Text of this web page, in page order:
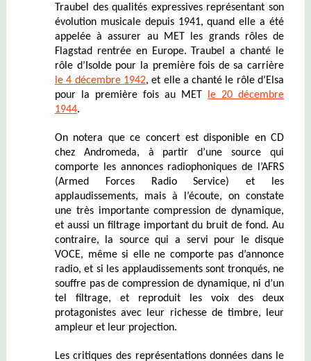
Traubel des qualités expressives représentant son
évolution musicale depuis 1941, quand elle a été
appelée à assurer au MET les grands rôles de
Flagstad rentrée en Europe. Traubel a chanté le
rôle d’Isolde pour la première fois de sa carrière
le 4 décembre 1942, et elle a chanté le rôle d’Elsa
pour la première fois au MET le 20 décembre
1944.
On notera que ce concert est disponible en CD
chez Andromeda, à partir d’une source qui
comporte les annonces radiophoniques de l’AFRS
(Armed Forces Radio Service) et les
applaudissements, mais à l’écoute, on constate
une très importante compression de dynamique,
et aussi un filtrage important du bruit de fond. Au
contraire, la source qui a servi pour le disque
VOCE, même si elle ne comporte pas d’annonce
radio, et si les applaudissements sont tronqués, ne
souffre pas de compression de dynamique, ni d’un
tel filtrage, et reproduit les voix des deux
protagonistes avec leur richesse de timbre, leur
ampleur et leur projection.
Les critiques des représentations données dans le